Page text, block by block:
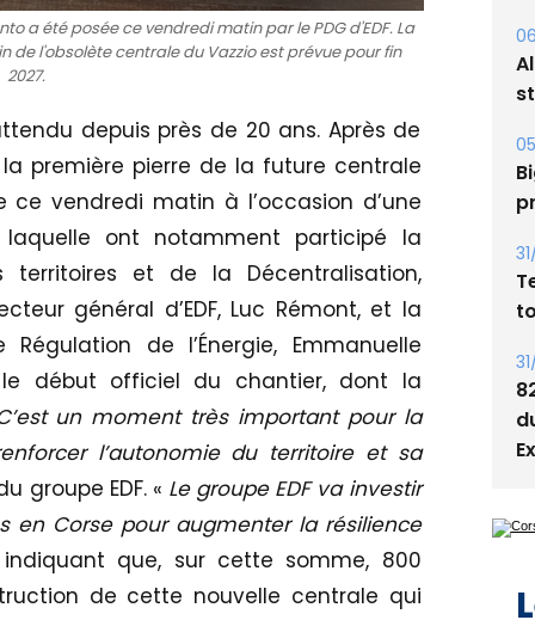
a été posée ce vendredi matin par le PDG d'EDF. La
de l'obsolète centrale du Vazzio est prévue pour fin
2027.
depuis près de 20 ans. Après de
première pierre de la future centrale
vendredi matin à l’occasion d’une
ont notamment participé la
et de la Décentralisation,
général d’EDF, Luc Rémont, et la
de l’Énergie, Emmanuelle
début officiel du chantier, dont la
un moment très important pour la
l’autonomie du territoire et sa
groupe EDF. « Le groupe EDF va investir
en Corse pour augmenter la résilience
que, sur cette somme, 800
de cette nouvelle centrale qui